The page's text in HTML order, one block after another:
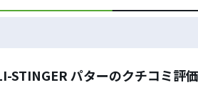
STINGER パターのクチコミ評価